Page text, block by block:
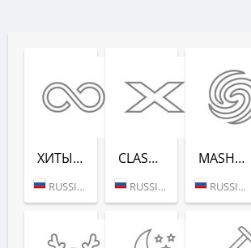
ХИТЫ ВСЕХ ВРЕ­МЕН (RADIO RECORD)
RUSSIA (MOSCOW)
CLASSIX (RADIO RECORD)
RUSSIA (MOSCOW)
MASHUP (РАДИО РЕКОРД)
RUSSIA (MOSCOW)